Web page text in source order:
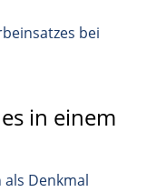
bei
in einem
Denkmal